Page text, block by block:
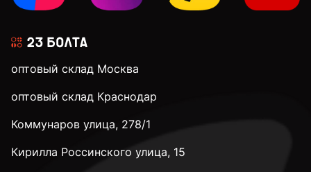
оптовый склад Москва
оптовый склад Краснодар
Коммунаров улица, 278/1
Кирилла Россинского улица, 15